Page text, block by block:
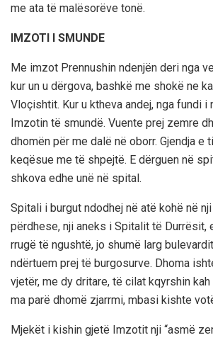
me ata të malësorëve tonë.
IMZOTI I SMUNDE
Me imzot Prennushin ndenjën deri nga
kur un u dërgova, bashkë me shokë ne
Vloçishtit. Kur u ktheva andej, nga fundi i
Imzotin të smundë. Vuente prej zemre
dhomën për me dalë në oborr. Gjendja e
keqësue me të shpejtë. E dërguen në
shkova edhe unë në spital.
Spitali i burgut ndodhej në atë kohë në
përdhese, nji aneks i Spitalit të Durrësit,
rrugë të ngushtë, jo shumë larg bulevardit
ndërtuem prej të burgosurve. Dhoma
vjetër, me dy dritare, të cilat kqyrshin
ma parë dhomë zjarrmi, mbasi kishte
Mjekët i kishin gjetë Imzotit nji “asmë